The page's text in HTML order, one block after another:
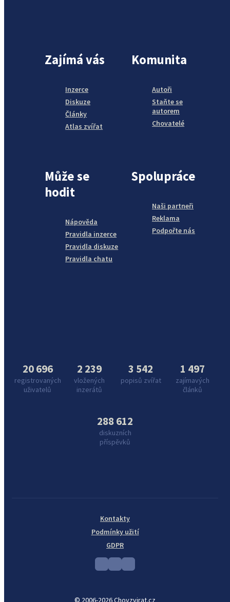
Zajímá vás
Inzerce
Diskuze
Články
Atlas zvířat
Komunita
Autoři
Staňte se
autorem
Chovatelé
Může se
hodit
Nápověda
Pravidla inzerce
Pravidla diskuze
Pravidla chatu
Spolupráce
Naši partneři
Reklama
Podpořte nás
20 696
registrovaných
uživatelů
2 239
vložených
inzerátů
3 542
popisů zvířat
1 497
zajímavých
článků
288 612
diskuzních
příspěvků
© 2006-2026 Chovzvirat.cz
Kontakty
Podmínky užití
GDPR